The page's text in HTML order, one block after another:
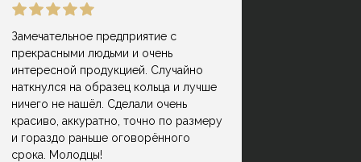
Замечательное предприятие с
прекрасными людьми и очень
интересной продукцией. Случайно
наткнулся на образец кольца и лучше
ничего не нашёл. Сделали очень
красиво, аккуратно, точно по размеру
и гораздо раньше оговорённого
срока. Молодцы!
Замечательное место! Долго искала,
где можно сделать интересные
кольца из своего металла. Очень
благодарна мастеру и
администратору, которые
достаточно подробно отвечали на
Раиса Дёмкина